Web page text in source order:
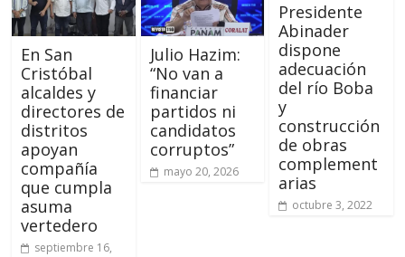
En San
Cristóbal
alcaldes y
directores de
distritos
apoyan
compañía
que cumpla
asuma
vertedero
septiembre 16,
Julio Hazim:
“No van a
financiar
partidos ni
candidatos
corruptos”
mayo 20, 2026
Presidente
Abinader
dispone
adecuación
del río Boba
y
construcción
de obras
complement
arias
octubre 3, 2022